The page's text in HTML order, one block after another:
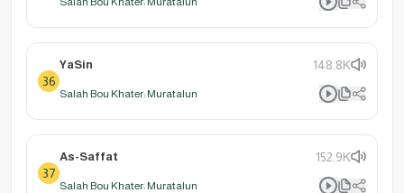
36
YaSin 148.8K
Salah Bou Khater: Muratalun
37
As-Saffat 152.9K
Salah Bou Khater: Muratalun